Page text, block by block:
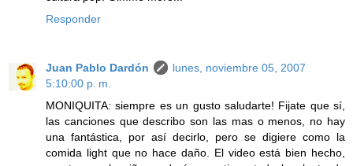
Responder
Juan Pablo Dardón
lunes, noviembre 05, 2007
5:10:00 p. m.
MONIQUITA: siempre es un gusto saludarte! Fijate que sí,
las canciones que describo son las mas o menos, no hay
una fantástica, por así decirlo, pero se digiere como la
comida light que no hace daño. El video está bien hecho,